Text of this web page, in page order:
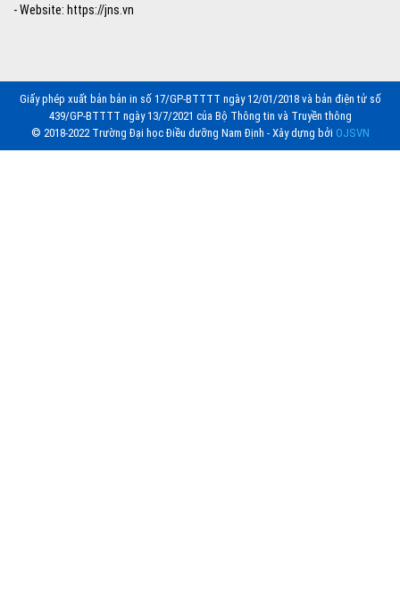
- Website: https://jns.vn
Giấy phép xuất bản bản in số 17/GP-BTTTT ngày 12/01/2018 và bản điện tử số
439/GP-BTTTT ngày 13/7/2021 của Bộ Thông tin và Truyền thông
© 2018-2022 Trường Đại học Điều dưỡng Nam Định - Xây dựng bởi OJSVN